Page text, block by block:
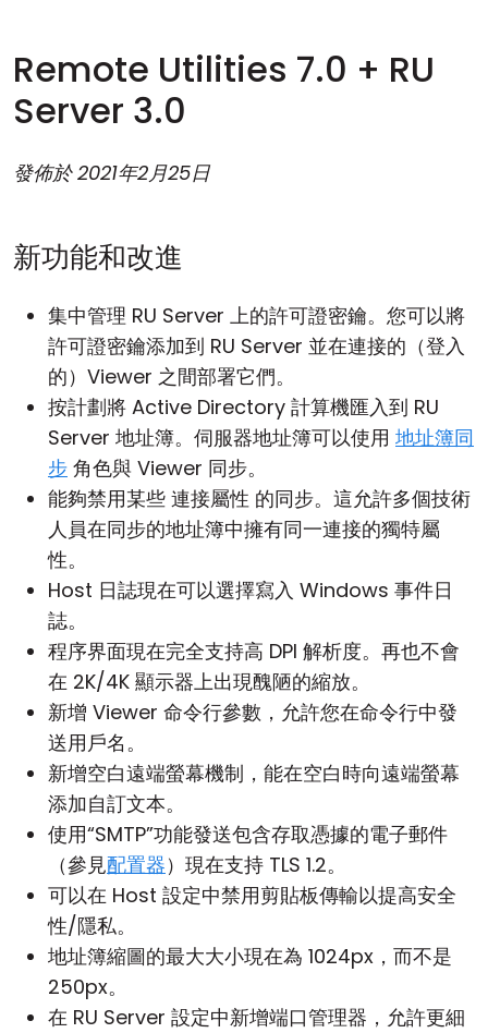
Remote Utilities 7.0 + RU
Server 3.0
發佈於2021年2月25日
新功能和改進
集中管理 RU Server 上的許可證密鑰。您可以將
許可證密鑰添加到 RU Server 並在連接的（登入
的）Viewer 之間部署它們。
按計劃將 Active Directory 計算機匯入到 RU
Server 地址簿。伺服器地址簿可以使用 地址簿同
步 角色與 Viewer 同步。
能夠禁用某些 連接屬性 的同步。這允許多個技術
人員在同步的地址簿中擁有同一連接的獨特屬
性。
Host 日誌現在可以選擇寫入 Windows 事件日
誌。
程序界面現在完全支持高 DPI 解析度。再也不會
在 2K/4K 顯示器上出現醜陋的縮放。
新增 Viewer 命令行參數，允許您在命令行中發
送用戶名。
新增空白遠端螢幕機制，能在空白時向遠端螢幕
添加自訂文本。
使用“SMTP”功能發送包含存取憑據的電子郵件
（參見配置器）現在支持 TLS 1.2。
可以在 Host 設定中禁用剪貼板傳輸以提高安全
性/隱私。
地址簿縮圖的最大大小現在為 1024px，而不是
250px。
在 RU Server 設定中新增端口管理器，允許更細